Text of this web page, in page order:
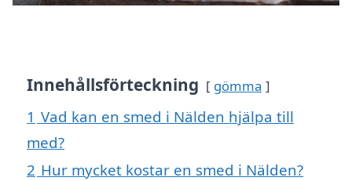
Innehållsförteckning gömma
1 Vad kan en smed i Nälden hjälpa till
med?
2 Hur mycket kostar en smed i Nälden?